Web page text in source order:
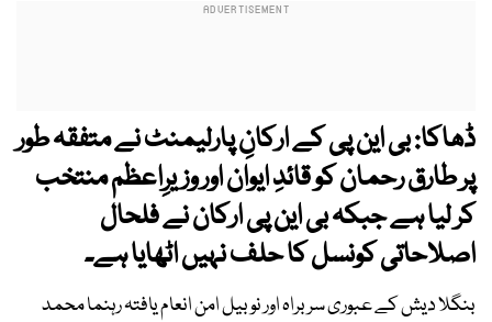
ڈھاکا: بی این پی کے ارکانِ پارلیمنٹ نے متفقہ طور
پر طارق رحمان کو قائدِ ایوان اور وزیرِاعظم منتخب
کر لیا ہے جبکہ بی این پی ارکان نے فلحال
اصلاحاتی کونسل کا حلف نہیں اٹھایا ہے۔
بنگلا دیش کے عبوری سربراہ اور نوبیل امن انعام یافتہ رہنما محمد